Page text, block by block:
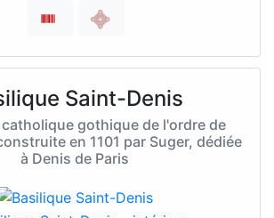
Saint-Denis
gothique de l'ordre de
en 1101 par Suger, dédiée
à Denis de Paris